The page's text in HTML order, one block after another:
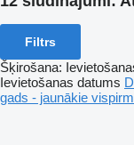
Filtrs
Šķirošana:
Ievietošanas datums
gads - jaunākie